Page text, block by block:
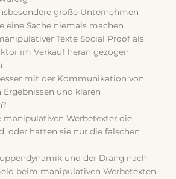
große Unternehmen
eine Sache niemals machen
Texte Social Proof als
im Verkauf heran gezogen
mit der Kommunikation von
Ergebnissen und klaren
manipulativen Werbetexter die
oder hatten sie nur die falschen
und der Drang nach
beim manipulativen Werbetexten